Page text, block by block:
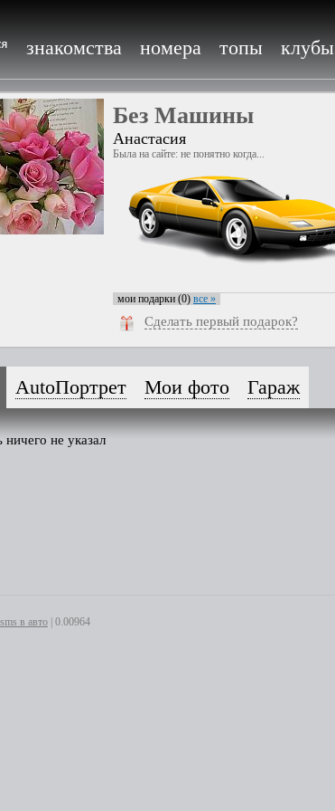
знакомства номера топы клубы
Без Машины
Анастасия
Была на сайте: не понятно когда...
мои подарки (0) все »
Сделать первый подарок?
AutoПортрет Мои фото Гараж
ничего не указал
sms в авто | 0.00964